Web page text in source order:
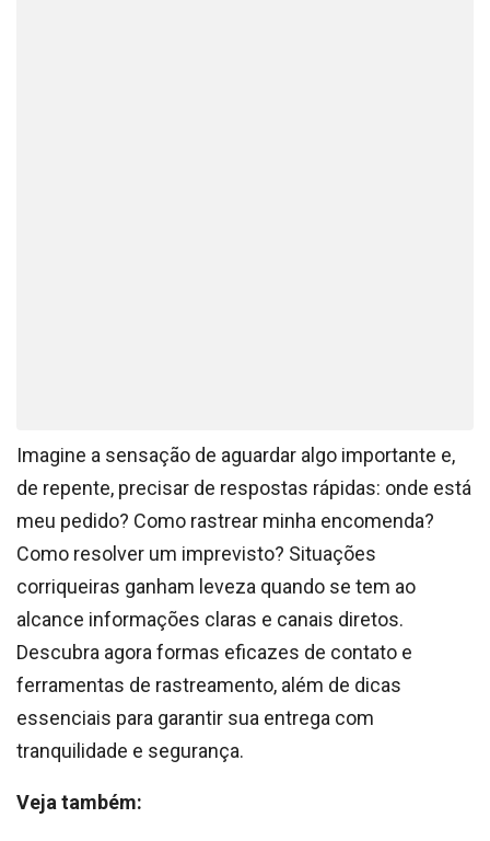
Imagine a sensação de aguardar algo importante e,
de repente, precisar de respostas rápidas: onde está
meu pedido? Como rastrear minha encomenda?
Como resolver um imprevisto? Situações
corriqueiras ganham leveza quando se tem ao
alcance informações claras e canais diretos.
Descubra agora formas eficazes de contato e
ferramentas de rastreamento, além de dicas
essenciais para garantir sua entrega com
tranquilidade e segurança.
Veja também: